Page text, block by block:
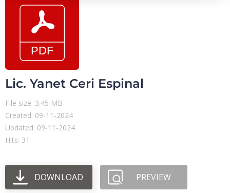
Lic. Yanet Ceri Espinal
File size: 3.45 MB
Created: 09-11-2024
Updated: 09-11-2024
Hits: 31
DOWNLOAD PREVIEW